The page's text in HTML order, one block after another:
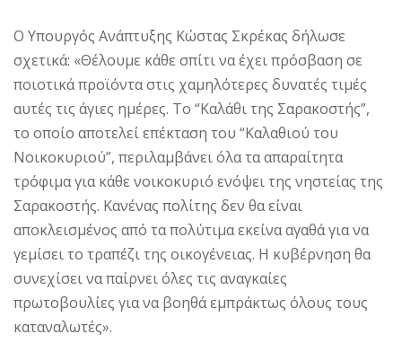
Ο Υπουργός Ανάπτυξης Κώστας Σκρέκας δήλωσε
σχετικά: «Θέλουμε κάθε σπίτι να έχει πρόσβαση σε
ποιοτικά προϊόντα στις χαμηλότερες δυνατές τιμές
αυτές τις άγιες ημέρες. Το “Καλάθι της Σαρακοστής”,
το οποίο αποτελεί επέκταση του “Καλαθιού του
Νοικοκυριού”, περιλαμβάνει όλα τα απαραίτητα
τρόφιμα για κάθε νοικοκυριό ενόψει της νηστείας της
Σαρακοστής. Κανένας πολίτης δεν θα είναι
αποκλεισμένος από τα πολύτιμα εκείνα αγαθά για να
γεμίσει το τραπέζι της οικογένειας. Η κυβέρνηση θα
συνεχίσει να παίρνει όλες τις αναγκαίες
πρωτοβουλίες για να βοηθά εμπράκτως όλους τους
καταναλωτές».